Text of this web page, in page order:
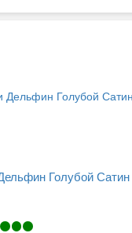
Голубой Сатин